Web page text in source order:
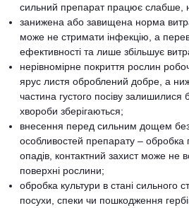
сильний препарат працює слабше,
занижена або завищена норма
може не стримати інфекцію, а
ефективності та лише збільшує
нерівномірне покриття рослин
ярус листя оброблений добре, а
частина густого посіву залишилися
хвороби зберігаються;
внесення перед сильним дощем
особливостей препарату – обробка
опадів, контактний захист може не
поверхні рослини;
обробка культури в стані сильного
посухи, спеки чи пошкодження